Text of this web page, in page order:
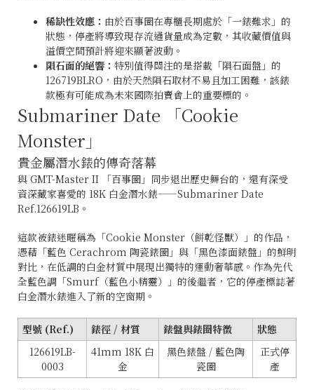
稀缺性效應： 由於百事圈在專櫃長期處於「一錶難求」的
狀態，停產將導致現存流通貨量成為定數，其收藏價值與
溢價空間預計將迎來顯著波動。
隕石面的絕響： 特別值得關注的是搭載「隕石面盤」的
126719BLRO，由於天然隕石取材不易且加工困難，該錶
款極有可能成為未來國際拍賣會上的重要標的。
Submariner Date 「Cookie
Monster」
貴金屬潛水錶的傳奇落幕
與 GMT-Master II 「百事圈」同步退出歷史舞台的，還有深受
資深藏家喜愛的 18K 白金潛水錶——Submariner Date
Ref.126619LB。
這款被錶迷暱稱為「Cookie Monster（餅乾怪獸）」的作品，
憑藉「藍色 Cerachrom 陶瓷錶圈」與「黑色漆面錶盤」的鮮明
對比，在低調的白金材質中展現出獨特的運動奢華感。作為先代
全藍色調「Smurf（藍色小精靈）」的後繼者，它的停產標誌著
白金潛水錶進入了新的空窗期。
型號 (Ref.) 錶徑 / 材質 錶盤與錶圈特徵
狀態
126619LB-
0003
41mm 18K 白
金
黑色錶盤 / 藍色陶
瓷圈
正式停
產